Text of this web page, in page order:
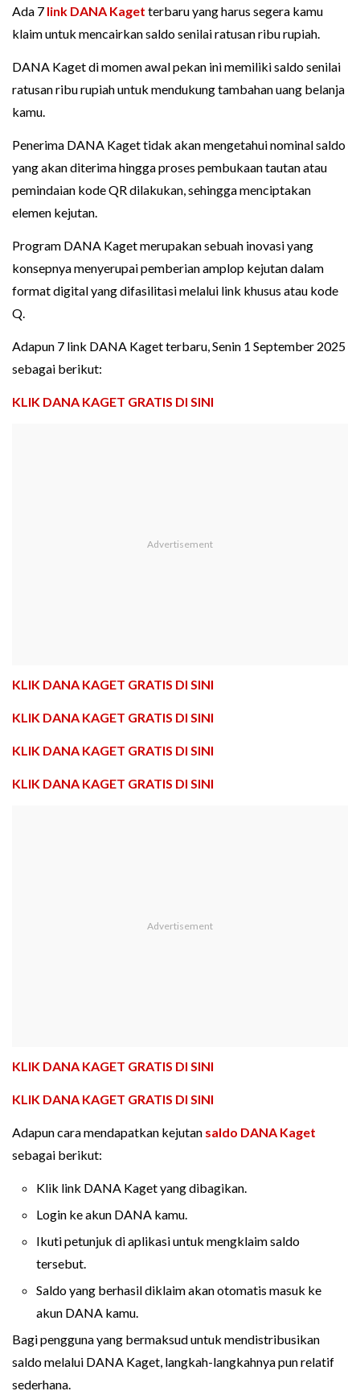
Ada 7 link DANA Kaget terbaru yang harus segera kamu
klaim untuk mencairkan saldo senilai ratusan ribu rupiah.
DANA Kaget di momen awal pekan ini memiliki saldo senilai
ratusan ribu rupiah untuk mendukung tambahan uang belanja
kamu.
Penerima DANA Kaget tidak akan mengetahui nominal saldo
yang akan diterima hingga proses pembukaan tautan atau
pemindaian kode QR dilakukan, sehingga menciptakan
elemen kejutan.
Program DANA Kaget merupakan sebuah inovasi yang
konsepnya menyerupai pemberian amplop kejutan dalam
format digital yang difasilitasi melalui link khusus atau kode
Q.
Adapun 7 link DANA Kaget terbaru, Senin 1 September 2025
sebagai berikut:
KLIK DANA KAGET GRATIS DI SINI
KLIK DANA KAGET GRATIS DI SINI
KLIK DANA KAGET GRATIS DI SINI
KLIK DANA KAGET GRATIS DI SINI
KLIK DANA KAGET GRATIS DI SINI
KLIK DANA KAGET GRATIS DI SINI
KLIK DANA KAGET GRATIS DI SINI
Adapun cara mendapatkan kejutan saldo DANA Kaget
sebagai berikut:
Klik link DANA Kaget yang dibagikan.
Login ke akun DANA kamu.
Ikuti petunjuk di aplikasi untuk mengklaim saldo
tersebut.
Saldo yang berhasil diklaim akan otomatis masuk ke
akun DANA kamu.
Bagi pengguna yang bermaksud untuk mendistribusikan
saldo melalui DANA Kaget, langkah-langkahnya pun relatif
sederhana.